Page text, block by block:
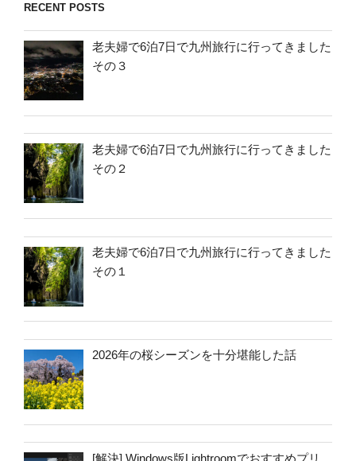
RECENT POSTS
老夫婦で6泊7日で九州旅行に行ってきました
その３
老夫婦で6泊7日で九州旅行に行ってきました
その２
老夫婦で6泊7日で九州旅行に行ってきました
その１
2026年の桜シーズンを十分堪能した話
[解決] Windows版Lightroomでおすすめプリ